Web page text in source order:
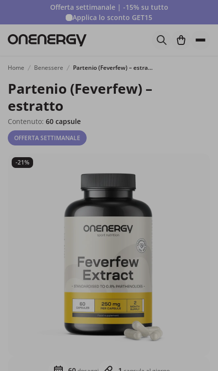
Offerta settimanale | -15% su tutto
Applica lo sconto GET15
Home Benessere Partenio (Feverfew) – estratto
Partenio (Feverfew) –
estratto
Contenuto: 60 capsule
OFFERTA SETTIMANALE
-21%